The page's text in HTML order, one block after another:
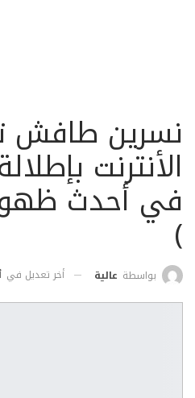
نسرين طافش
الأنترنت
في أحدث
)
بواسطة عالية أخر تعديل في